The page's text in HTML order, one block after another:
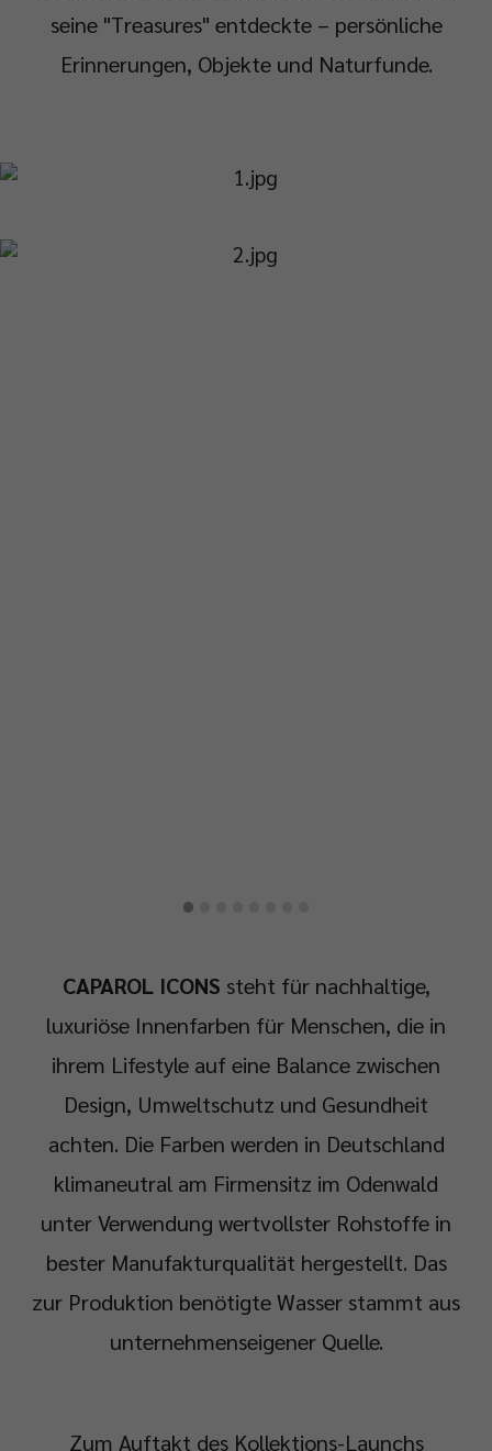
seine "Treasures" entdeckte – persönliche
Erinnerungen, Objekte und Naturfunde.
·
CAPAROL ICONS steht für nachhaltige,
luxuriöse Innenfarben für Menschen, die in
ihrem Lifestyle auf eine Balance zwischen
Design, Umweltschutz und Gesundheit
achten. Die Farben werden in Deutschland
klimaneutral am Firmensitz im Odenwald
unter Verwendung wertvollster Rohstoffe in
bester Manufakturqualität hergestellt. Das
zur Produktion benötigte Wasser stammt aus
unternehmenseigener Quelle.
Zum Auftakt des Kollektions-Launchs